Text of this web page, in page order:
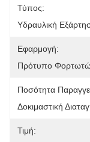
Τύπος:
Υδραυλική
Εφαρμογή:
Πρότυπο
Ποσότητα
Δοκιμαστική
Τιμή: